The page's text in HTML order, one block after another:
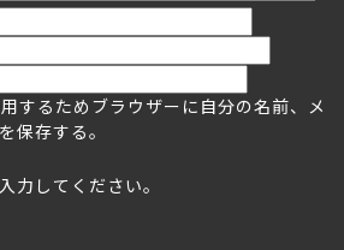
するためブラウザーに自分の名前、メ
保存する。
力してください。